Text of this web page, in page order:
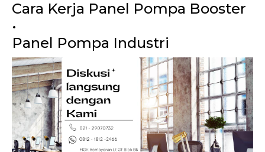
Cara Kerja Panel Pompa Booster
•
Panel Pompa Industri